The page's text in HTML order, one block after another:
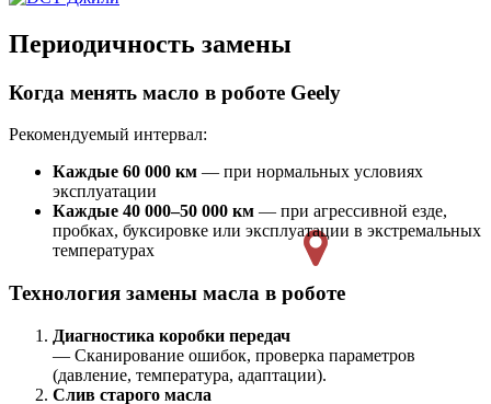
Периодичность замены
Когда менять масло в роботе Geely
Рекомендуемый интервал:
Каждые 60 000 км — при нормальных условиях
эксплуатации
Каждые 40 000–50 000 км — при агрессивной езде,
пробках, буксировке или эксплуатации в экстремальных
температурах
Технология замены масла в роботе
Диагностика коробки передач
— Сканирование ошибок, проверка параметров
(давление, температура, адаптации).
Слив старого масла